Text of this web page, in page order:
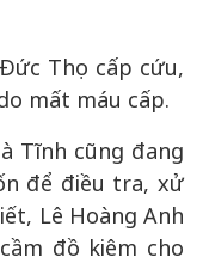
Thọ cấp cứu,
mất máu cấp.
Tĩnh cũng đang
để điều tra, xử
Lê Hoàng Anh
đồ kiêm cho